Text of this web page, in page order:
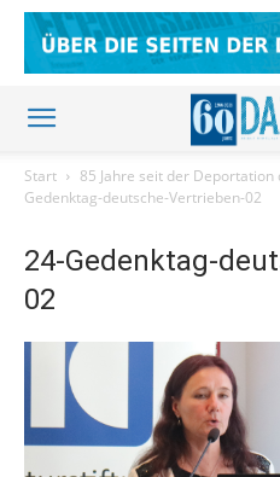
Start 85 Jahre seit der
Gedenktag-deutsche-Vertrieben-02
24-Gedenktag-
02